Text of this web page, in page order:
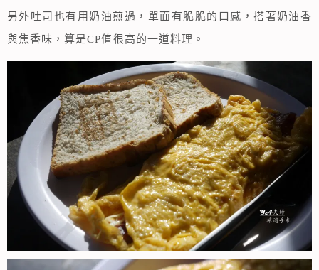
另外吐司也有用奶油煎過，單面有脆脆的口感，搭著奶油香
與焦香味，算是CP值很高的一道料理。